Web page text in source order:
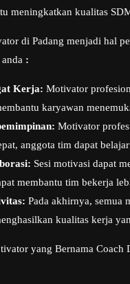
meningkatkan kualitas
di Padang menjadi hal
:
Kerja: Motivator
karyawan
Motivator
anggota tim dapat
Sesi motivasi dapat
membantu tim bekerja
Pada akhirnya, semua
kualitas kerja
yang Bernama Coach